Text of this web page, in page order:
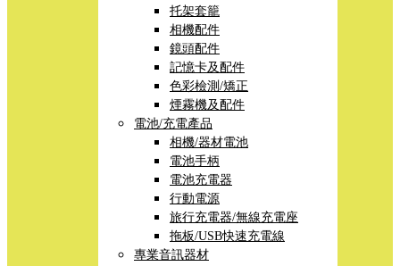
托架套籠
相機配件
鏡頭配件
記憶卡及配件
色彩檢測/矯正
煙霧機及配件
電池/充電產品
相機/器材電池
電池手柄
電池充電器
行動電源
旅行充電器/無線充電座
拖板/USB快速充電線
專業音訊器材